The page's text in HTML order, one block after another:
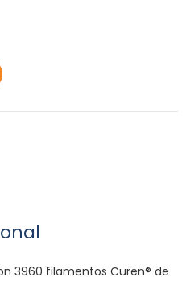
3960 filamentos Curen® de